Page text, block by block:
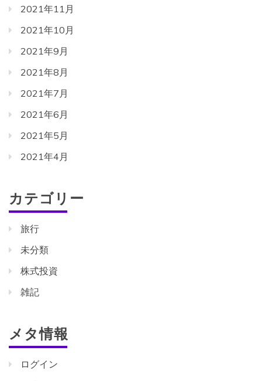
2021年11月
2021年10月
2021年9月
2021年8月
2021年7月
2021年6月
2021年5月
2021年4月
カテゴリー
旅行
未分類
株式投資
雑記
メタ情報
ログイン